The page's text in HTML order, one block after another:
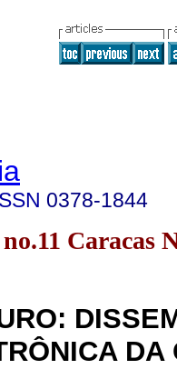
0378-1844
Caracas
DA